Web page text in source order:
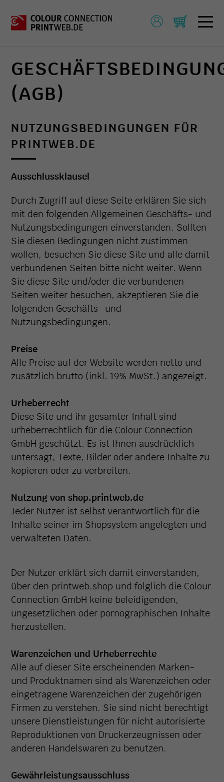
(AGB)
NUTZUNGSBEDINGUNGEN FÜR
PRINTWEB.DE
Ausschlussklausel
Durch Zugriff auf diese Seite erklären Sie sich
mit den folgenden Allgemeinen Geschäfts- und
Nutzungsbedingungen einverstanden. Sollten
Sie diesen Bedingungen nicht zustimmen
wollen, besuchen Sie diese Site und alle damit
verbundenen Seiten bitte nicht weiter. Wenn
Sie diese Site und/oder die verbundenen
Seiten weiter besuchen, akzeptieren Sie die
folgenden Geschäfts- und
Nutzungsbedingungen.
Preise
Alle Preise auf der Website werden netto und
zusätzlich brutto (inkl. 19% MwSt.) angezeigt.
Urheberrecht
Diese Site und ihr gesamter Inhalt sind
urheberrechtlich für die Colour Connection
GmbH geschützt. Es ist Ihnen ausdrücklich
untersagt, Texte, Bilder oder andere Inhalte zu
kopieren oder zu verbreiten.
Nutzung von shop.printweb.de
Jeder Nutzer ist selbst verantwortlich für die
Inhalte seiner im Shopsystem angelegten und
verwalteten Daten.
Der Nutzer erklärt sich damit einverstanden,
über den printweb.shop und folglich die Colour
Connection GmbH keine beleidigenden,
ungesetzlichen oder pornographischen Inhalte
herzustellen.
Warenzeichen und Urheberrechte
Alle auf dieser Site erscheinenden Marken-
und Produktnamen sind als Warenzeichen oder
eingetragene Warenzeichen der zugehörigen
Firmen zu verstehen. Sie sind nicht berechtigt
unsere Dienstleistungen für nicht autorisierte
Reproduktionen von Druckerzeugnissen oder
anderen Handelswaren zu benutzen.
Gewährleistungsausschluss